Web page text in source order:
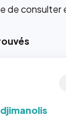
de consulter